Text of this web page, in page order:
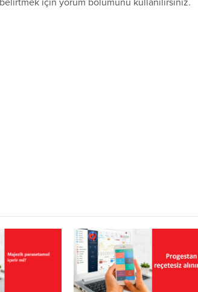
için yorum bölümünü kullanilirsiniz.